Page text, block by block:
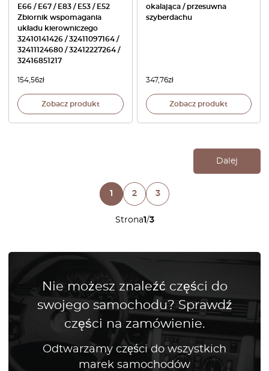
E66 / E67 / E83 / E53 / E52
Zbiornik wspomagania
układu kierowniczego
32410141426 / 32411097164 /
32411124680 / 32412227264 /
32416851217
154,56zł
Zobacz produkt
okalająca / przesuwna
szyberdachu
347,76zł
Zobacz produkt
Strona1/3
Dalej
1 2 3
Nie możesz znaleźć części do
swojego samochodu? Sprawdź
części na zamówienie.
Odtwarzamy części do wszystkich
marek samochodów